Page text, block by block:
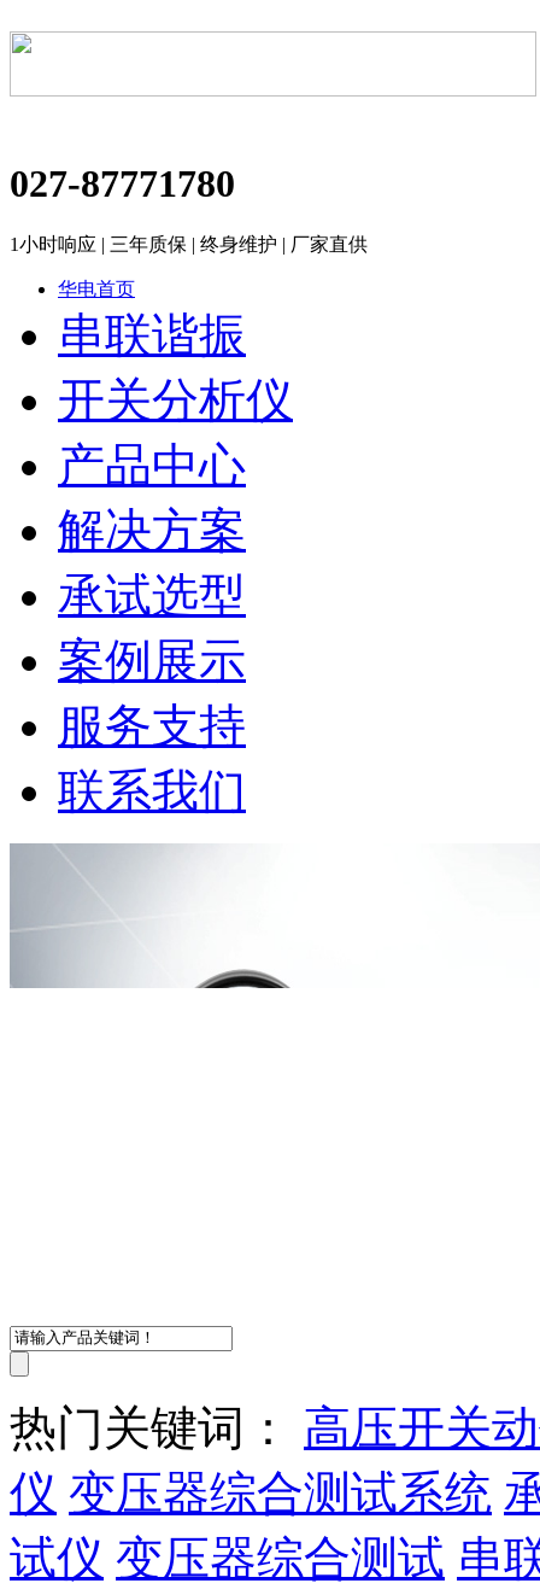
027-87771780
1小时响应 | 三年质保 | 终身维护 | 厂家直供
华电首页
串联谐振
开关分析仪
产品中心
解决方案
承试选型
案例展示
服务支持
联系我们
热门关键词： 高压开关
仪 变压器综合测试系统
试仪 变压器综合测试 串